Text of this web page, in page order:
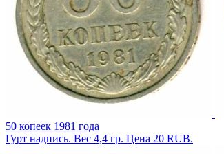
50 копеек 1981 года
Гурт надпись. Вес 4,4 гр. Цена 20 RUB.